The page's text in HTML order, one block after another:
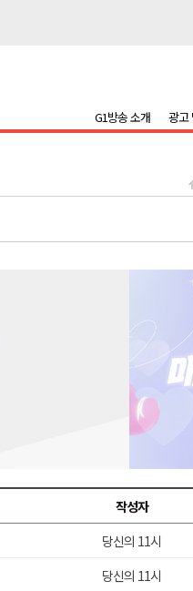
G1방송 소개 광고
작성자
당신의 11시
당신의 11시